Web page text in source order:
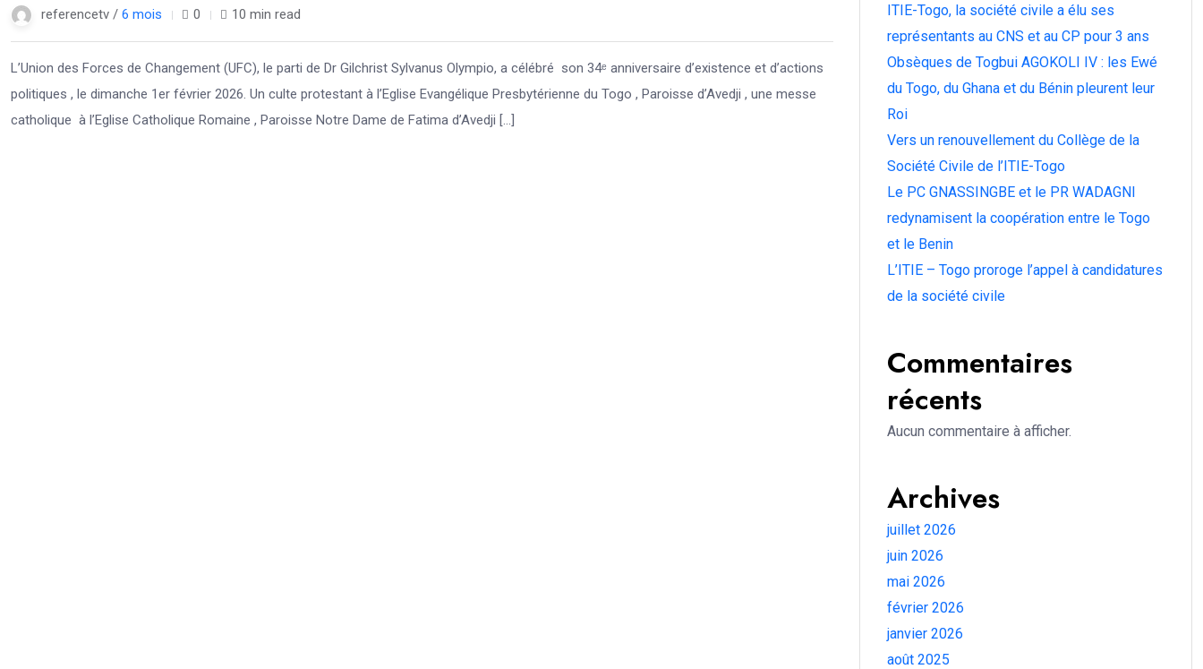
referencetv / 6 mois 0 10 min read
L’Union des Forces de Changement (UFC), le parti de Dr Gilchrist Sylvanus Olympio, a célébré son 34ᵉ anniversaire d’existence et d’actions
politiques , le dimanche 1er février 2026. Un culte protestant à l’Eglise Evangélique Presbytérienne du Togo , Paroisse d’Avedji , une messe
catholique à l’Eglise Catholique Romaine , Paroisse Notre Dame de Fatima d’Avedji […]
ITIE-Togo, la société civile a élu ses
représentants au CNS et au CP pour 3 ans
Obsèques de Togbui AGOKOLI IV : les Ewé
du Togo, du Ghana et du Bénin pleurent leur
Roi
Vers un renouvellement du Collège de la
Société Civile de l’ITIE-Togo
Le PC GNASSINGBE et le PR WADAGNI
redynamisent la coopération entre le Togo
et le Benin
L’ITIE – Togo proroge l’appel à candidatures
de la société civile
Commentaires
récents
Aucun commentaire à afficher.
Archives
juillet 2026
juin 2026
mai 2026
février 2026
janvier 2026
août 2025